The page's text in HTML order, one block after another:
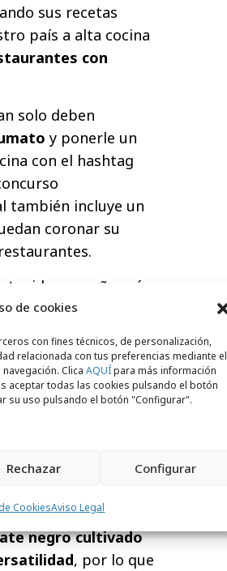
de cookies
con fines técnicos, de personalización,
relacionada con tus preferencias mediante el
Clica AQUÍpara más información
aceptar todas las cookies pulsando el botón
su uso pulsando el botón "Configurar".
Rechazar Configurar
CookiesAviso Legal
sus recetas
país a alta cocina
con
solo deben
y ponerle un
con el hashtag
también incluye un
coronar su
un año más,
con Kumato’ en
blog
de youtube
ha desarrollado un
piezas, entre
resaltar con
negro cultivado
, por lo que